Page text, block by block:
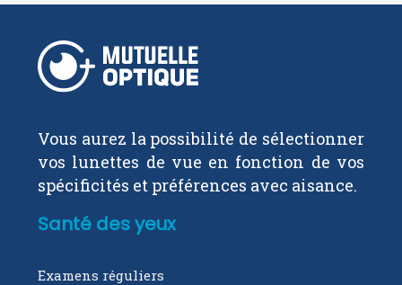
Vous aurez la possibilité de sélectionner
vos lunettes de vue en fonction de vos
spécificités et préférences avec aisance.
Santé des yeux
Examens réguliers